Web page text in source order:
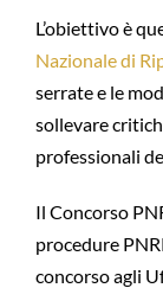
L’obiettivo è
Nazionale di
serrate e le
sollevare
professionali
Il Concorso
procedure
concorso agli